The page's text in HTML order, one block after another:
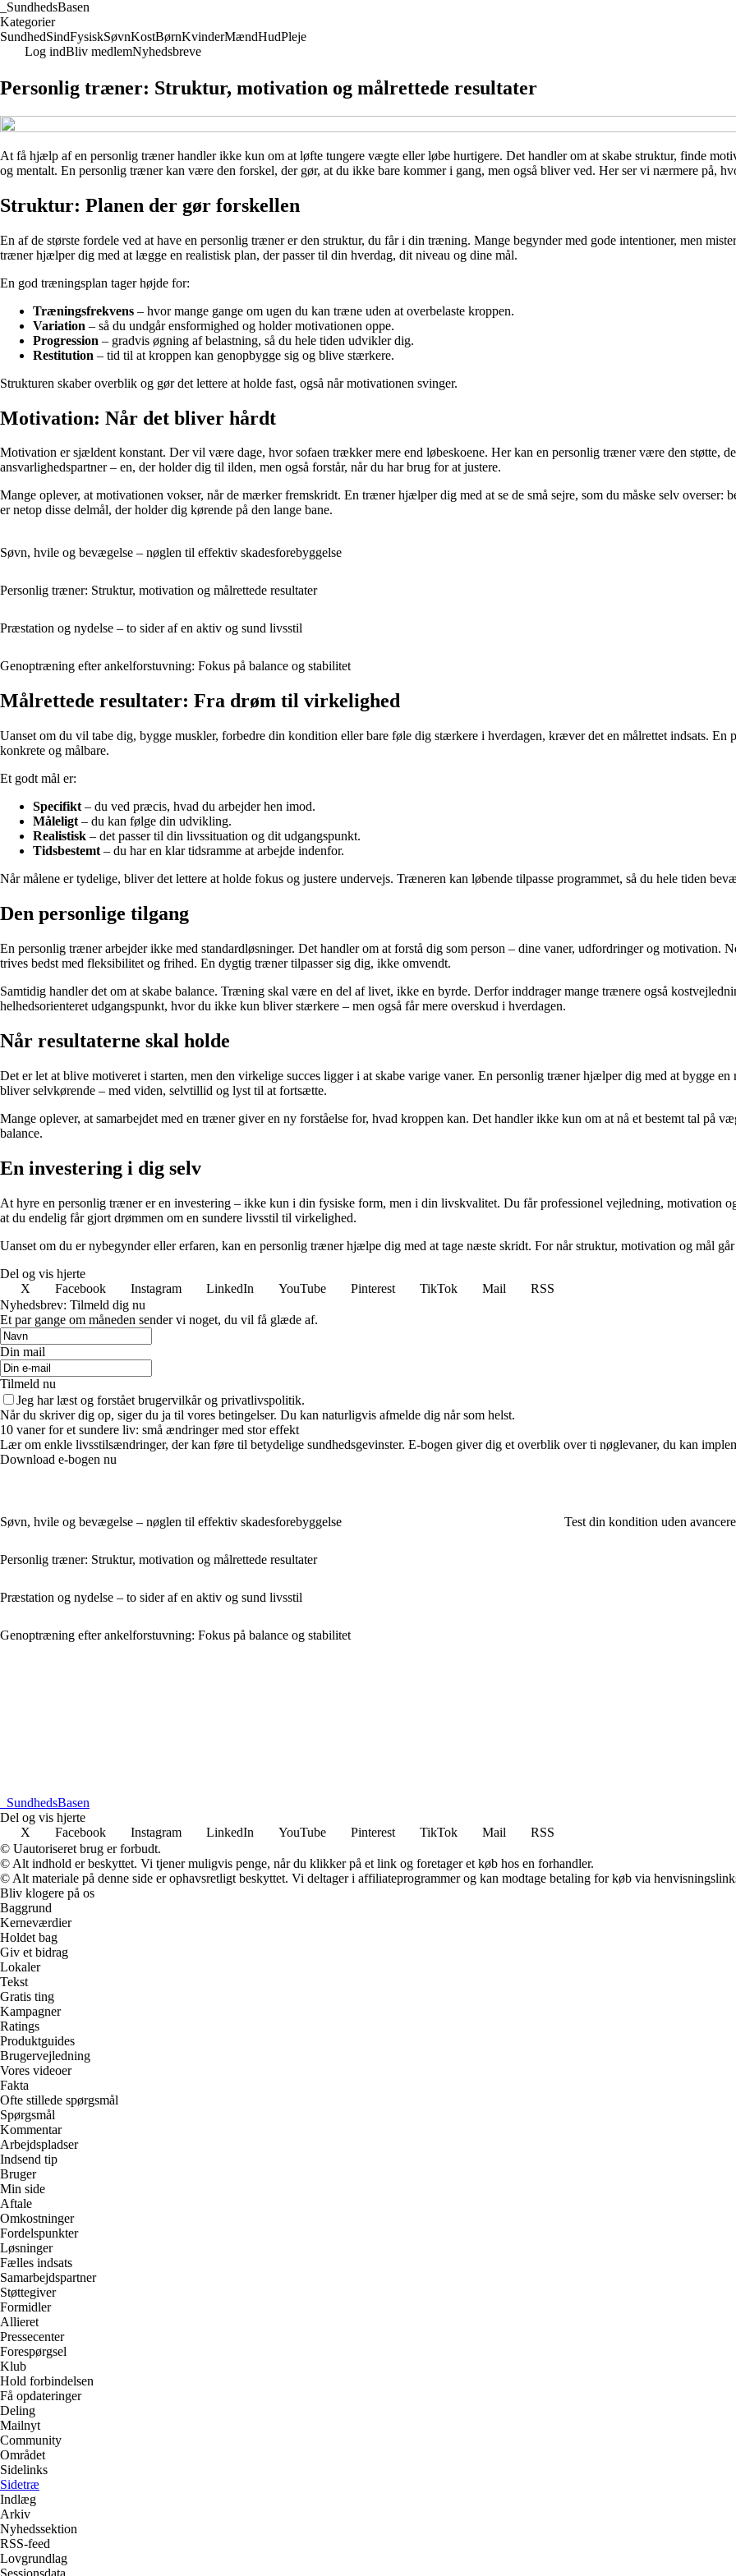
SundhedsBasen
Kategorier
SundhedSindFysiskSøvnKostBørnKvinderMændHudPleje
Log indBliv medlemNyhedsbreve
Personlig træner: Struktur, motivation og målrettede resultater
At få hjælp af en personlig træner handler ikke kun om at løfte tungere vægte eller løbe hurtigere. Det handler om at skabe struktur, finde
og mentalt. En personlig træner kan være den forskel, der gør, at du ikke bare kommer i gang, men også bliver ved. Her ser vi nærmere på,
Struktur: Planen der gør forskellen
En af de største fordele ved at have en personlig træner er den struktur, du får i din træning. Mange begynder med gode intentioner, men
træner hjælper dig med at lægge en realistisk plan, der passer til din hverdag, dit niveau og dine mål.
En god træningsplan tager højde for:
Træningsfrekvens – hvor mange gange om ugen du kan træne uden at overbelaste kroppen.
Variation – så du undgår ensformighed og holder motivationen oppe.
Progression – gradvis øgning af belastning, så du hele tiden udvikler dig.
Restitution – tid til at kroppen kan genopbygge sig og blive stærkere.
Strukturen skaber overblik og gør det lettere at holde fast, også når motivationen svinger.
Motivation: Når det bliver hårdt
Motivation er sjældent konstant. Der vil være dage, hvor sofaen trækker mere end løbeskoene. Her kan en personlig træner være den støtte,
ansvarlighedspartner – en, der holder dig til ilden, men også forstår, når du har brug for at justere.
Mange oplever, at motivationen vokser, når de mærker fremskridt. En træner hjælper dig med at se de små sejre, som du måske selv overser:
er netop disse delmål, der holder dig kørende på den lange bane.
Søvn, hvile og bevægelse – nøglen til effektiv skadesforebyggelse
Personlig træner: Struktur, motivation og målrettede resultater
Præstation og nydelse – to sider af en aktiv og sund livsstil
Genoptræning efter ankelforstuvning: Fokus på balance og stabilitet
Målrettede resultater: Fra drøm til virkelighed
Uanset om du vil tabe dig, bygge muskler, forbedre din kondition eller bare føle dig stærkere i hverdagen, kræver det en målrettet indsats.
konkrete og målbare.
Et godt mål er:
Specifikt – du ved præcis, hvad du arbejder hen imod.
Måleligt – du kan følge din udvikling.
Realistisk – det passer til din livssituation og dit udgangspunkt.
Tidsbestemt – du har en klar tidsramme at arbejde indenfor.
Når målene er tydelige, bliver det lettere at holde fokus og justere undervejs. Træneren kan løbende tilpasse programmet, så du hele tiden
Den personlige tilgang
En personlig træner arbejder ikke med standardløsninger. Det handler om at forstå dig som person – dine vaner, udfordringer og motivation.
trives bedst med fleksibilitet og frihed. En dygtig træner tilpasser sig dig, ikke omvendt.
Samtidig handler det om at skabe balance. Træning skal være en del af livet, ikke en byrde. Derfor inddrager mange trænere også
helhedsorienteret udgangspunkt, hvor du ikke kun bliver stærkere – men også får mere overskud i hverdagen.
Når resultaterne skal holde
Det er let at blive motiveret i starten, men den virkelige succes ligger i at skabe varige vaner. En personlig træner hjælper dig med at bygge
bliver selvkørende – med viden, selvtillid og lyst til at fortsætte.
Mange oplever, at samarbejdet med en træner giver en ny forståelse for, hvad kroppen kan. Det handler ikke kun om at nå et bestemt tal på
balance.
En investering i dig selv
At hyre en personlig træner er en investering – ikke kun i din fysiske form, men i din livskvalitet. Du får professionel vejledning, motivation
at du endelig får gjort drømmen om en sundere livsstil til virkelighed.
Uanset om du er nybegynder eller erfaren, kan en personlig træner hjælpe dig med at tage næste skridt. For når struktur, motivation og mål
Del og vis hjerte
X
Facebook Instagram LinkedIn YouTube Pinterest TikTok Mail
RSS
Nyhedsbrev: Tilmeld dig nu
Et par gange om måneden sender vi noget, du vil få glæde af.
Din mail
Tilmeld nu
Jeg har læst og forstået brugervilkår og privatlivspolitik.
Når du skriver dig op, siger du ja til vores betingelser. Du kan naturligvis afmelde dig når som helst.
10 vaner for et sundere liv: små ændringer med stor effekt
Lær om enkle livsstilsændringer, der kan føre til betydelige sundhedsgevinster. E-bogen giver dig et overblik over ti nøglevaner, du kan
Download e-bogen nu
Søvn, hvile og bevægelse – nøglen til effektiv skadesforebyggelse
Personlig træner: Struktur, motivation og målrettede resultater
Præstation og nydelse – to sider af en aktiv og sund livsstil
Genoptræning efter ankelforstuvning: Fokus på balance og stabilitet
Test din kondition uden
SundhedsBasen
Del og vis hjerte
X
Facebook Instagram LinkedIn YouTube Pinterest TikTok Mail
RSS
© Uautoriseret brug er forbudt.
© Alt indhold er beskyttet. Vi tjener muligvis penge, når du klikker på et link og foretager et køb hos en forhandler.
© Alt materiale på denne side er ophavsretligt beskyttet. Vi deltager i affiliateprogrammer og kan modtage betaling for køb via
Bliv klogere på os
Baggrund
Kerneværdier
Holdet bag
Giv et bidrag
Lokaler
Tekst
Gratis ting
Kampagner
Ratings
Produktguides
Brugervejledning
Vores videoer
Fakta
Ofte stillede spørgsmål
Spørgsmål
Kommentar
Arbejdspladser
Indsend tip
Bruger
Min side
Aftale
Omkostninger
Fordelspunkter
Løsninger
Fælles indsats
Samarbejdspartner
Støttegiver
Formidler
Allieret
Pressecenter
Forespørgsel
Klub
Hold forbindelsen
Få opdateringer
Deling
Mailnyt
Community
Området
Sidelinks
Sidetræ
Indlæg
Arkiv
Nyhedssektion
RSS-feed
Lovgrundlag
Sessionsdata